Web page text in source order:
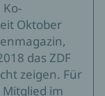
Oktober
das ZDF
zeigen. Für
im